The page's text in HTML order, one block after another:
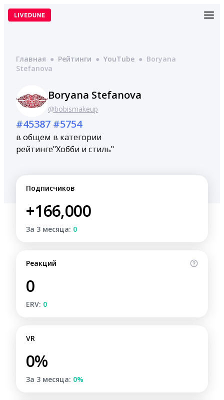
Перейти
Главная ● Рейтинги ● YouTube ● Boryana
Stefanova
Boryana Stefanova
@bobismakeup
#45387
в общем
рейтинге
#5754
в категории
"Хобби и стиль"
Подписчиков
+166,000
За 3 месяца: 0
Реакций
0
ERV: 0
VR
0%
За 3 месяца: 0%